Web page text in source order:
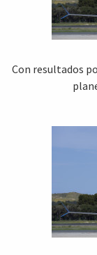
Con resultados